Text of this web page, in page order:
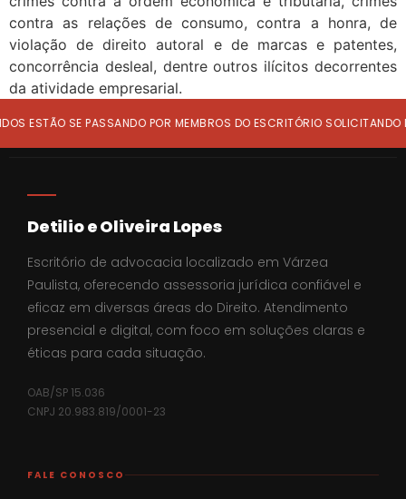
contra as relações de consumo, contra a honra, de
violação de direito autoral e de marcas e patentes,
concorrência desleal, dentre outros ilícitos decorrentes
da atividade empresarial.
ESTÃO SE PASSANDO POR MEMBROS DO ESCRITÓRIO SOLICITANDO
Detilio e Oliveira Lopes
Escritório de advocacia localizado em Várzea
Paulista, oferecendo assessoria jurídica confiável e
eficaz em diversas áreas do Direito. Atendimento
presencial e digital, com foco em soluções claras e
éticas para cada situação.
OAB/SP 15.036
CNPJ 20.983.819/0001-23
FALE CONOSCO